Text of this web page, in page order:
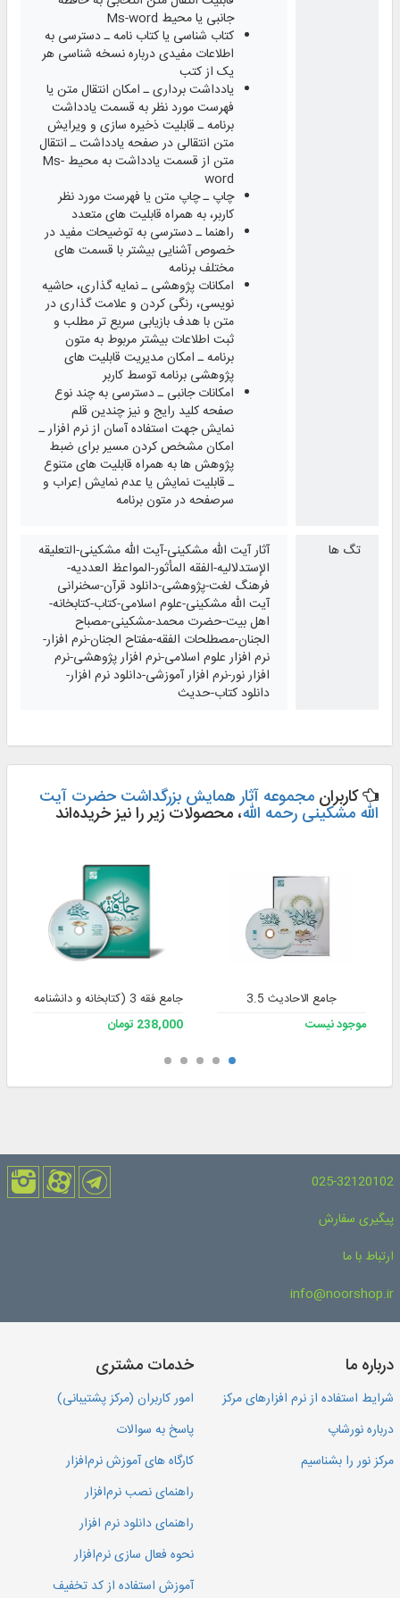
جانبی یا محیط Ms-word
کتاب شناسی یا کتاب نامه ـ دسترسی به
اطلاعات مفیدی درباره نسخه شناسی هر
یک از کتب
یادداشت برداری ـ امکان انتقال متن یا
فهرست مورد نظر به قسمت یادداشت
برنامه ـ قابلیت ذخیره ‌سازی و ویرایش
متن انتقالی در صفحه یادداشت ـ انتقال
متن از قسمت یادداشت به محیط Ms-
word
چاپ ـ چاپ متن یا فهرست مورد نظر
کاربر، به همراه قابلیت های متعدد
راهنما ـ دسترسی به توضیحات مفید در
خصوص آشنایی بیشتر با قسمت های
مختلف برنامه
امکانات پژوهشی ـ نمایه‌ گذاری، حاشیه
نویسی، رنگی کردن و علامت گذاری در
متن با هدف بازیابی سریع تر مطلب و
ثبت اطلاعات بیشتر مربوط به متون
برنامه ـ امکان مدیریت قابلیت های
پژوهشی برنامه توسط کاربر
امکانات جانبی ـ دسترسی به چند نوع
صفحه‌ کلید رایج و نیز چندین قلم
نمایش جهت استفاده آسان از نرم افزار ـ
امکان مشخص کردن مسیر برای ضبط
پژوهش ها به همراه قابلیت های متنوع
ـ قابلیت نمایش یا عدم نمایش اِعراب و
سرصفحه در متون برنامه
تگ ها
آثار آیت الله مشکینی-آیت الله مشکینی-التعلیقه
الإستدلالیه-الفقه المأثور-المواعظ العددیه-
فرهنگ لغت-پژوهشی-دانلود قرآن-سخنرانی
آیت الله مشکینی-علوم اسلامی-کتاب-کتابخانه-
اهل بیت-حضرت محمد-مشکینی-مصباح
الجنان-مصطلحات الفقه-مفتاح الجنان-نرم افزار-
نرم افزار علوم اسلامی-نرم افزار پژوهشی-نرم
افزار نور-نرم افزار آموزشی-دانلود نرم افزار-
دانلود کتاب-حدیث
کاربران مجموعه آثار همایش بزرگداشت حضرت آیت
الله مشکینی رحمه الله، محصولات زیر را نیز خریده‌اند
جامع الاحادیث 3.5
موجود نیست
جامع فقه 3 (کتابخانه و دانشنامه تخصصی فقه)
238,000 تومان
025-32120102
پیگیری سفارش
ارتباط با ما
info@noorshop.ir
درباره ما
شرایط استفاده از نرم افزارهای مرکز
درباره نورشاپ
مرکز نور را بشناسیم
خدمات مشتری
امور کاربران (مرکز پشتیبانی)
پاسخ به سوالات
کارگاه های آموزش نرم‌افزار
راهنمای نصب نرم‌افزار
راهنمای دانلود نرم افزار
نحوه فعال سازی نرم‌افزار
آموزش استفاده از کد تخفیف